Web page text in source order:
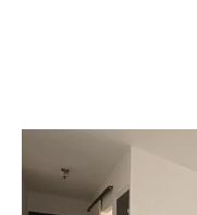
28,97 m
Ref : 4574